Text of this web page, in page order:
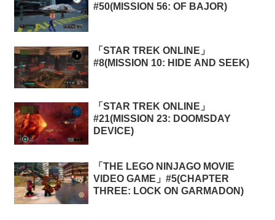
#50(MISSION 56: OF BAJOR)
「STAR TREK ONLINE」
#8(MISSION 10: HIDE AND SEEK)
「STAR TREK ONLINE」
#21(MISSION 23: DOOMSDAY
DEVICE)
「THE LEGO NINJAGO MOVIE
VIDEO GAME」#5(CHAPTER
THREE: LOCK ON GARMADON)